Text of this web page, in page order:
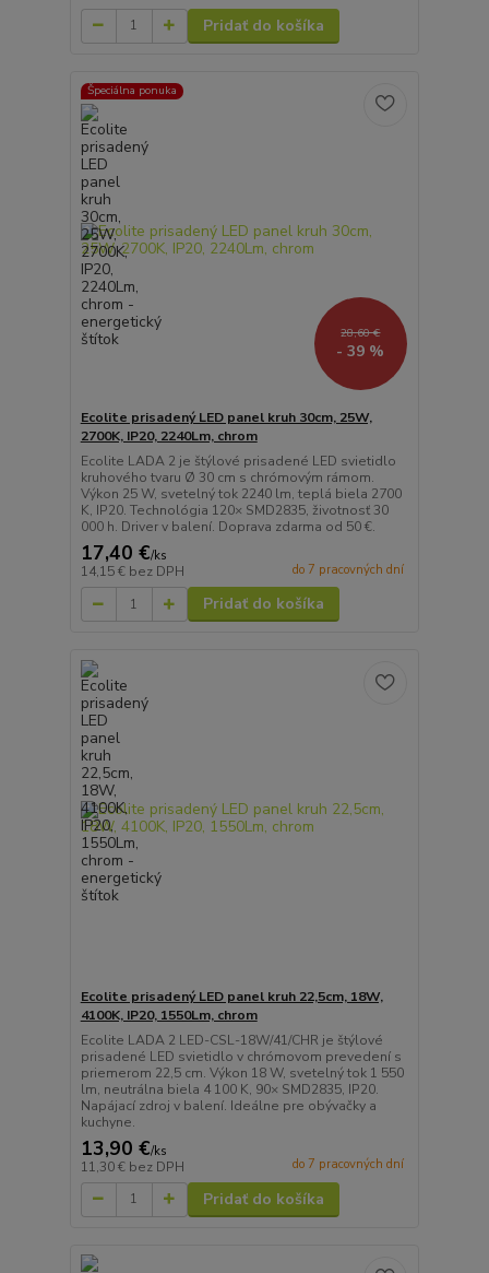
Pridať do košíka
Špeciálna ponuka
28,60 €
- 39 %
Ecolite prisadený LED panel kruh 30cm, 25W,
2700K, IP20, 2240Lm, chrom
Ecolite LADA 2 je štýlové prisadené LED svietidlo
kruhového tvaru Ø 30 cm s chrómovým rámom.
Výkon 25 W, svetelný tok 2240 lm, teplá biela 2700
K, IP20. Technológia 120× SMD2835, životnosť 30
000 h. Driver v balení. Doprava zdarma od 50 €.
17,40 €/ks
14,15 € bez DPH do 7 pracovných dní
Pridať do košíka
Ecolite prisadený LED panel kruh 22,5cm, 18W,
4100K, IP20, 1550Lm, chrom
Ecolite LADA 2 LED-CSL-18W/41/CHR je štýlové
prisadené LED svietidlo v chrómovom prevedení s
priemerom 22,5 cm. Výkon 18 W, svetelný tok 1 550
lm, neutrálna biela 4 100 K, 90× SMD2835, IP20.
Napájací zdroj v balení. Ideálne pre obývačky a
kuchyne.
13,90 €/ks
11,30 € bez DPH do 7 pracovných dní
Pridať do košíka